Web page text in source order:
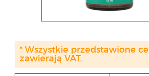
* Wszystkie przedstawione
zawierają VAT.